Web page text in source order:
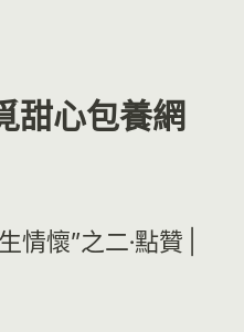
甜心包養網
情懷”之二·點贊 |